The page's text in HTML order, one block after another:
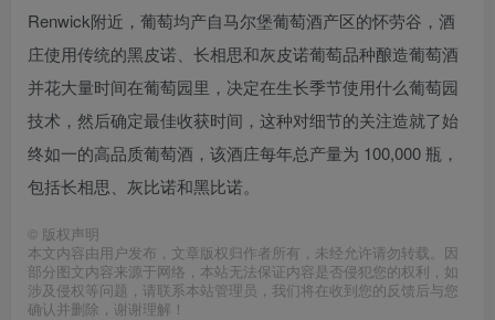
Renwick附近，葡萄均产自马尔堡葡萄酒产区的怀劳谷，酒
庄使用传统的黑皮诺、长相思和灰皮诺葡萄品种酿造葡萄酒
并花大量时间在葡萄园里，决定在生长季节使用什么葡萄园
技术，然后确定最佳收获时间，这种对细节的关注造就了始
终如一的高品质葡萄酒，该酒庄每年总产量为 100,000 瓶，
包括长相思、灰比诺和黑比诺。
© 版权声明
本文内容由用户发布，文章版权归作者所有，未经允许请勿转载。因
部分图文内容来源于网络，本站无法保证内容是否侵犯您的权利，如
涉及侵权等问题，请联系本站管理员，我们将在收到您的反馈后与您
确认并删除，谢谢理解！